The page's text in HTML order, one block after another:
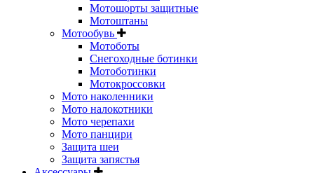
Мотошорты защитные
Мотоштаны
Мотообувь
Мотоботы
Снегоходные ботинки
Мотоботинки
Мотокроссовки
Мото наколенники
Мото налокотники
Мото черепахи
Мото панцири
Защита шеи
Защита запястья